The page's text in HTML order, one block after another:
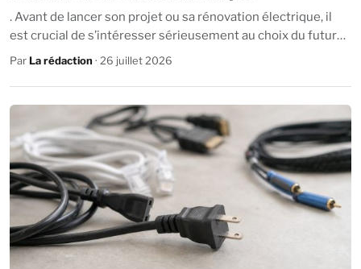
. Avant de lancer son projet ou sa rénovation électrique, il
est crucial de s’intéresser sérieusement au choix du futur
tableau de distribution. ...
Par La rédaction · 26 juillet 2026